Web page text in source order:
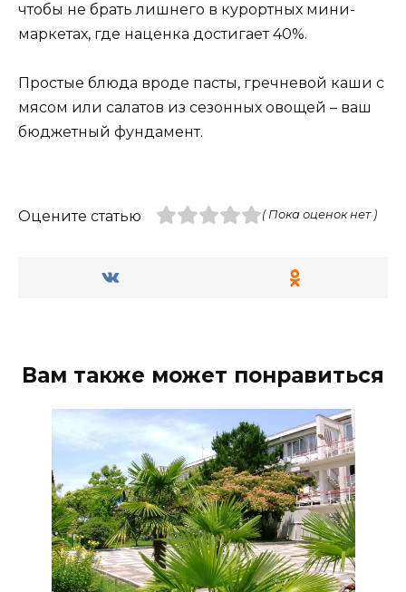
чтобы не брать лишнего в курортных мини-
маркетах, где наценка достигает 40%.
Простые блюда вроде пасты, гречневой каши с
мясом или салатов из сезонных овощей – ваш
бюджетный фундамент.
Оцените статью ( Пока оценок нет )
Вам также может понравиться